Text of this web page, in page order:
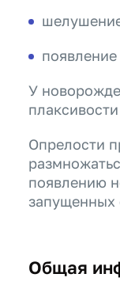
У
Опрелости
появлению
запущенных
Общая